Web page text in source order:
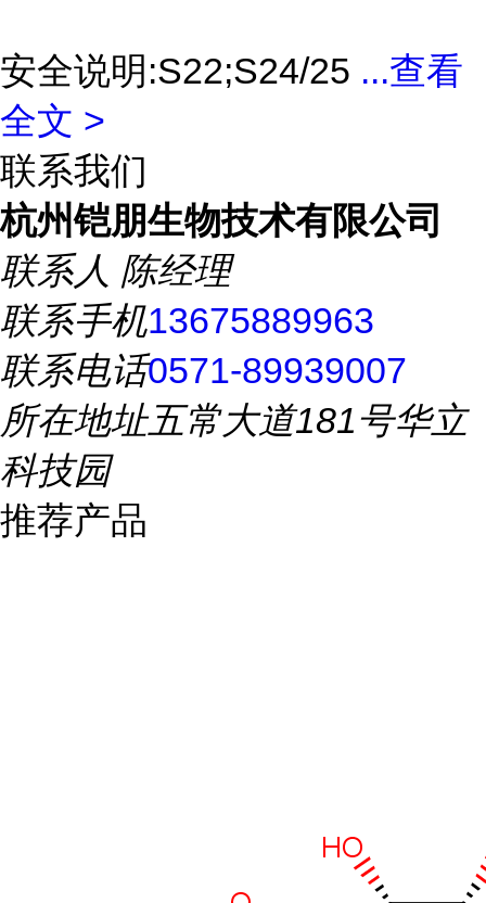
安全说明:S22;S24/25 ...查看
全文 >
联系我们
杭州铠朋生物技术有限公司
联系人 陈经理
联系手机13675889963
联系电话0571-89939007
所在地址五常大道181号华立
科技园
推荐产品